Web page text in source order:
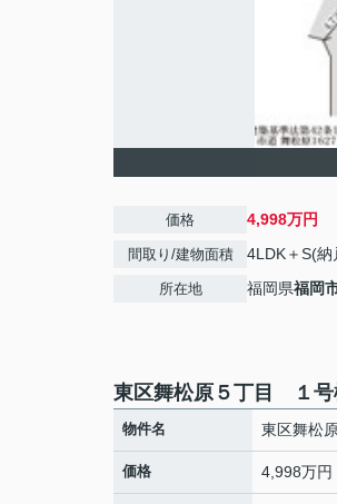
価格 4,998万円
間取り/建物面積 4LDK＋S(納
所在地 福岡県福岡
東区舞松原５丁目 １号
物件名 東区舞松
価格 4,998万円